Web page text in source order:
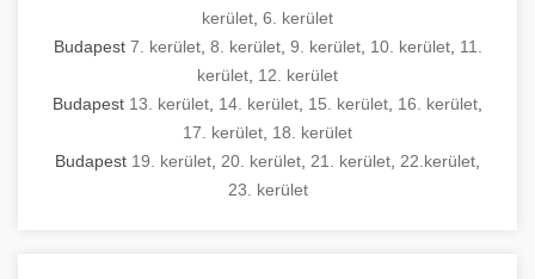
kerület 6. kerület
Budapest 7. kerület, 8. kerület, 9. kerület, 10. kerület, 11.
kerület 12. kerület
Budapest 13. kerület 14. kerület 15. kerület 16. kerület
17. kerület 18. kerület
Budapest 19. kerület 20. kerület 21. kerület 22.kerület
23. kerület